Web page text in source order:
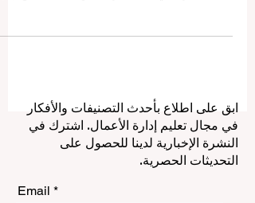
على وظيفة أثناء الدراسة في أوروبا؟
مهمة لبناء الخبرة، وفهم سوق العمل
وتكوين علاقات مهنية مفيدة للمستقبل. في
أوروبا، تختلف الفرص من دولة إلى أخرى،
تختلف القواعد المتعلقة بساعات العمل
يبدأ الطالب بطريقة منظمة، وأن يستخدم
ابق على اطلاع بأحدث التصنيفات والأفكار
في مجال تعليم إدارة الأعمال. اشترك في